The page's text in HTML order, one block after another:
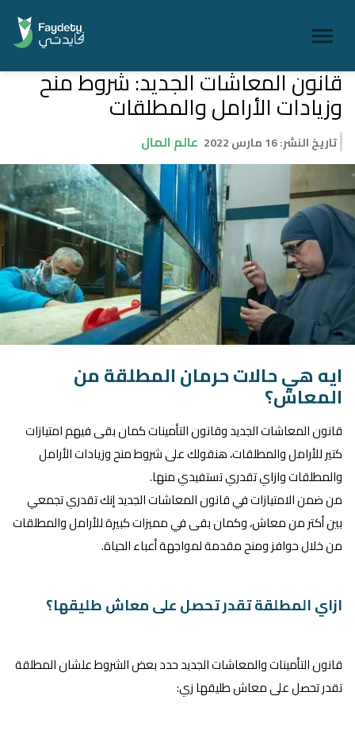
قانون المعاشات الجديد: شروط منح
وزيادات الأرامل والمطلقات
تاريخ النشر:16 مارس 2022 عالم المال
ايه هي حالات حرمان المطلقة من
المعاش؟
قانون المعاشات الجديد وقانون التأمينات كمان بقى فيهم امتيازات
كتير للأرامل والمطلقات، هنقولك على شروط منح وزيادات الأرامل
والمطلقات وازاي تقدري تستفيدي منها.
من ضمن الامتيازات في قانون المعاشات الجديد إنك تقدري تجمعي
بين أكتر من معاش، وكمان بقى في مميزات كبيرة للأرامل والمطلقات
من خلال حوافز ومنح مقدمة لمواجهة أعباء الحياة.
ازاي المطلقة تقدر تحصل على معاش طليقها؟
قانون التأمينات والمعاشات الجديد حدد بعض الشروط علشان المطلقة
تقدر تحصل على معاش طليقها زي: